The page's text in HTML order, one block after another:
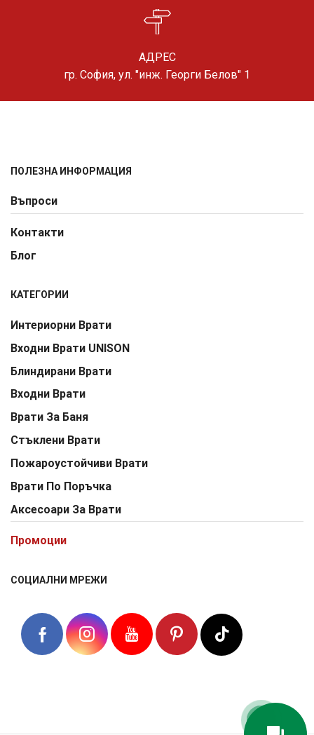
АДРЕС
гр. София, ул. "инж. Георги Белов" 1
ПОЛЕЗНА ИНФОРМАЦИЯ
Въпроси
Контакти
Блог
КАТЕГОРИИ
Интериорни Врати
Входни Врати UNISON
Блиндирани Врати
Входни Врати
Врати За Баня
Стъклени Врати
Пожароустойчиви Врати
Врати По Поръчка
Аксесоари За Врати
Промоции
СОЦИАЛНИ МРЕЖИ